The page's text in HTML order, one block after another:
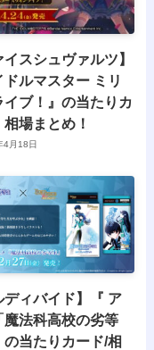
イスシュヴァルツ】
ドルマスター ミリ
イブ！』の当たりカ
場まとめ！
4月18日
ディバイド】『 ア
魔法科高校の劣等
の当たりカード/相